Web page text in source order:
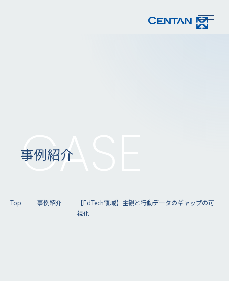
CASE
事例紹介
Top 事例紹介
【EdTech領域】主観と行動データのギャップの可
視化